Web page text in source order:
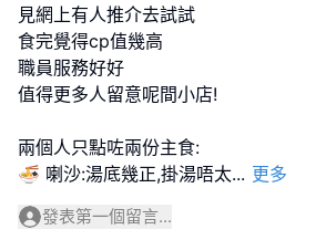
見網上有人推介去試試
食完覺得cp值幾高
職員服務好好
值得更多人留意呢間小店!
兩個人只點咗兩份主食:
🍜 喇沙:湯底幾正,掛湯唔太... 更多
發表第一個留言...